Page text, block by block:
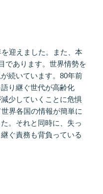
迎えました。また、本
であります。世界情勢を
続いています。80年前
り継ぐ世代が高齢化
少していくことに危惧
界各国の情報が簡単に
。それと同時に、失っ
ぐ責務も背負っている